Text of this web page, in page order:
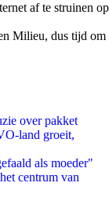
af te struinen op
Milieu, dus tijd om
over pakket
land groeit,
als moeder"
centrum van